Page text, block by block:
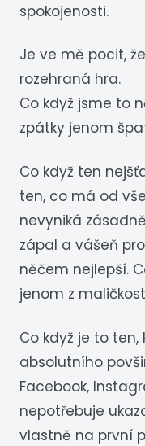
spokojenosti.
Je ve mě pocit,
rozehraná hra.
Co když jsme to
zpátky jenom
Co když ten
ten, co má od
nevyniká
zápal a vášeň
něčem nejlepší.
jenom z
Co když je to
absolutního
Facebook,
nepotřebuje
vlastně na první